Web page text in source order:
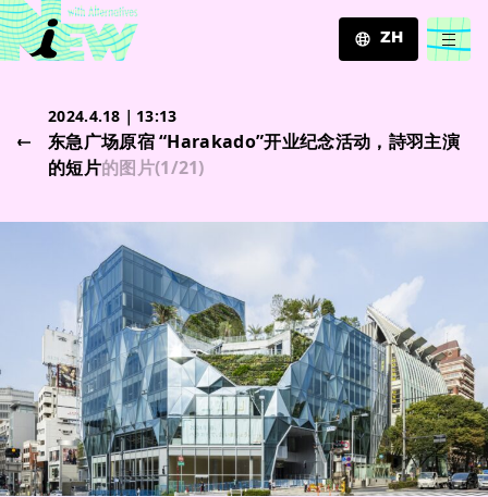
ZH
ZH
2024.4.18｜13:13
东急广场原宿 “Harakado”开业纪念活动，詩羽主演
的短片的图片(1/21)